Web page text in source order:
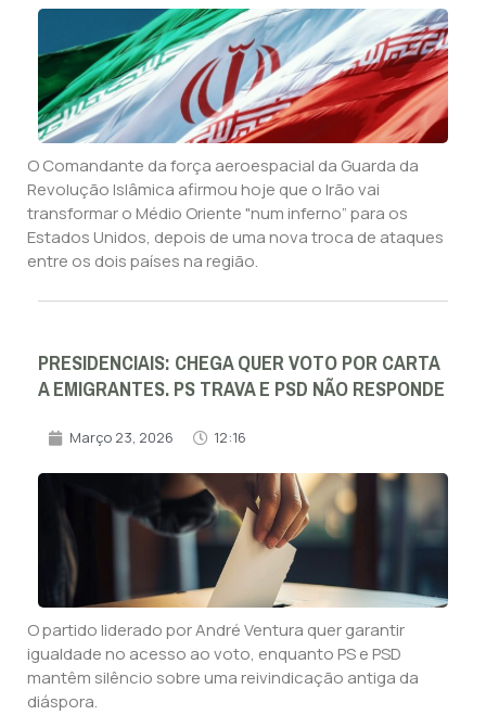
O Comandante da força aeroespacial da Guarda da
Revolução Islâmica afirmou hoje que o Irão vai
transformar o Médio Oriente "num inferno” para os
Estados Unidos, depois de uma nova troca de ataques
entre os dois países na região.
PRESIDENCIAIS: CHEGA QUER VOTO POR CARTA
A EMIGRANTES. PS TRAVA E PSD NÃO RESPONDE
Março 23, 2026 12:16
O partido liderado por André Ventura quer garantir
igualdade no acesso ao voto, enquanto PS e PSD
mantêm silêncio sobre uma reivindicação antiga da
diáspora.